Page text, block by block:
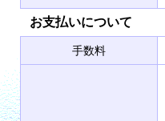
お支払いについて
手数料